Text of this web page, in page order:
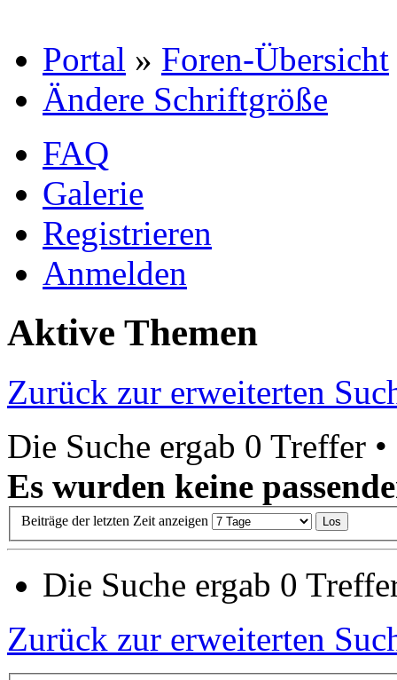
Portal » Foren-Übersicht
Ändere Schriftgröße
FAQ
Galerie
Registrieren
Anmelden
Aktive Themen
Zurück zur erweiterten
Die Suche ergab 0 Treffer
Es wurden keine
Beiträge der letzten Zeit anzeigen
Die Suche ergab 0
Zurück zur erweiterten